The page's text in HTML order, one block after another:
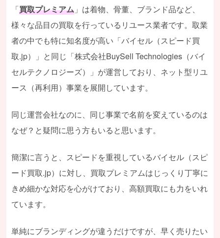
「買取プレミアム 」は着物、骨董、ブランド品など、
様々な品目の買取を行っているリユース業者です。取業
者の中でも特に知名度が高い「バイセル（スピード買
取.jp）」と同じ「株式会社BuySell Technologies（バイ
セルテクノロジーズ）」が運営しており、ネット型リユ
ース（再利用）事業を展開しています。
同じ運営会社なのに、同じ事業で名前を変えているのは
なぜ？と疑問に思う方もいると思います。
簡潔に言うと、スピードを重視しているバイセル（スピ
ード買取.jp）に対し、買取プレミアムはじっくり丁寧に
きめ細かな対応を心がけており、高額買取にも力をいれ
ています。
単純にブランディングが違うだけですが、早く売りたい